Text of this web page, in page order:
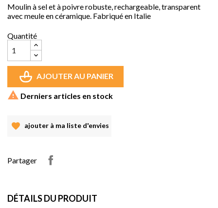
Moulin à sel et à poivre robuste, rechargeable, transparent
avec meule en céramique. Fabriqué en Italie
Quantité
AJOUTER AU PANIER
 Derniers articles en stock
ajouter à ma liste d'envies
Partager
DÉTAILS DU PRODUIT